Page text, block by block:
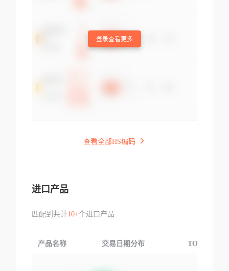
登录查看更多
查看全部HS编码
进口产品
匹配到共计10+个进口产品
产品名称 交易日期分布 TOP3交易国